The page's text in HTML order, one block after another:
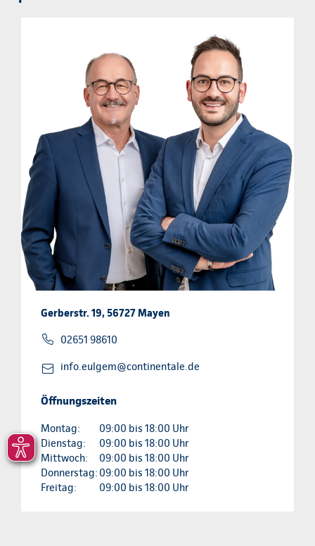
Gerberstr. 19, 56727 Mayen
02651 98610
info.eulgem@continentale.de
Öffnungszeiten
Montag:
09:00 bis 18:00 Uhr
Dienstag:
09:00 bis 18:00 Uhr
Mittwoch:
09:00 bis 18:00 Uhr
Donnerstag: 09:00 bis 18:00 Uhr
Freitag:
09:00 bis 18:00 Uhr